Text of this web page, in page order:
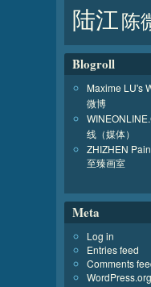
陆江陈
Blogroll
Maxime LU's
微博
线（媒体）
ZHIZHEN
至臻画室
Meta
Log in
Entries feed
Comments
WordPress.org